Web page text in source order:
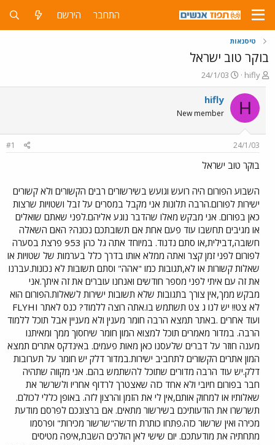
התחבר הירשם
טיסנאות
בוקר טוב ישראל
פ
ו
ת
ח
ה
ש
א
hifly
פ
ו
ר
24/1/03
H
hifly
New member
24/1/03
#1
בוקר טוב ישראל
השבוע הפורום היה רועש וגועש בשירשורים רבים הקשורים ולא קשורים
ישירות לפורום.הרבה תלונות אני מקבל במסרים על זבל ושטויות שרצות
כאן בפורום. אני מבקש מאלו שהדבר נוגע אליהם.לפני שאתם שואלים
או מגיבים תחשבו עוד פעם אחת אם תשובתכם נכונה? האם השאלה
חשובה,דבילית,או סתם נדנוד. במיוחד אתה גל כהן 953 פרצת בסערה
לפורום לפני זמן קצר ואתה ממלא אותו בדרך כלל בערמות של שטויות או
שאלות קשורות או לא,תגובות כמו "אהה" וסתם תשובות לא נכונות.עברנו
את זה עם איתי לפני מספר חודשים ואנחנו עוברים את זה איתך.אני
מבקש ממך,אין צורך בתגובות שלא תשובות ישירות לשאלות.הפורום הוא
לא צט!! יש לנו ג צט תשתמש בו.אתה רוצה ללמוד? כנס לאתר FLYHI
ועוד אחרים .באתר תמצא הרבה חומר מענין ולא מעניין אבל תוכל ללמוד
הרבה. במדור מאמרים תוכל למצוא המון חומר שיחסוך ממך ומאיתנו
מענה חוזר על דברים שלעסנו כאן מאות פעמים. באינדקס אתרים תמצא
המון אתרים הקשורים לתחביב ישירות.במדור דלק יש חומר על תערובות
דלק.יש עוד הרבה מדורים שתוכל להשתמש בהם. אני מקווה שתהיה
חבר בפורום חיובי ולא אחד כזה שאצטרך לרדוף אחריו ולשרשר את
שאלותיו או למחוק אותם,אין לי את הזמן והרצון לזה. באופן כללי לכולם.
תשרשרו את הודעותיכם בשירשור מתאים. אם ברצונכם לפרסם מודעת
מכירה ואין שרשור כזה.פתחו כותרת חדשה"שרשור מכירות" ופרסמו
מתחתיה את מודעתכם. יום שישי לאן הולכים השבת,איפה מטיסים